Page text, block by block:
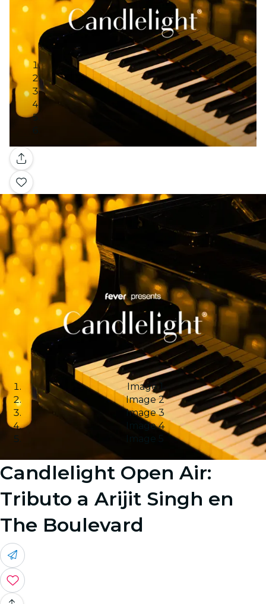
Galería
Image 1
Image 2
Image 3
Image 4
Image 5
Candlelight Open Air:
Tributo a Arijit Singh en
The Boulevard